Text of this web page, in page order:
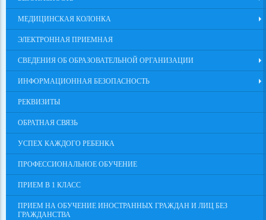
МЕДИЦИНСКАЯ КОЛОНКА
ЭЛЕКТРОННАЯ ПРИЕМНАЯ
СВЕДЕНИЯ ОБ ОБРАЗОВАТЕЛЬНОЙ ОРГАНИЗАЦИИ
ИНФОРМАЦИОННАЯ БЕЗОПАСНОСТЬ
РЕКВИЗИТЫ
ОБРАТНАЯ СВЯЗЬ
УСПЕХ КАЖДОГО РЕБЕНКА
ПРОФЕССИОНАЛЬНОЕ ОБУЧЕНИЕ
ПРИЕМ В 1 КЛАСС
ПРИЕМ НА ОБУЧЕНИЕ ИНОСТРАННЫХ ГРАЖДАН И ЛИЦ БЕЗ
ГРАЖДАНСТВА